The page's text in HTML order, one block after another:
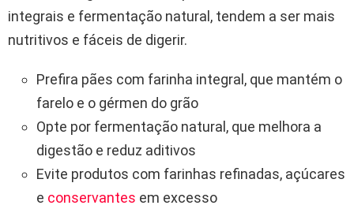
integrais e fermentação natural, tendem a ser mais
nutritivos e fáceis de digerir.
Prefira pães com farinha integral, que mantém o
farelo e o gérmen do grão
Opte por fermentação natural, que melhora a
digestão e reduz aditivos
Evite produtos com farinhas refinadas, açúcares
e conservantes em excesso